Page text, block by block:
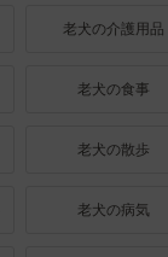
老犬の介護用品
老犬の食事
老犬の散歩
老犬の病気